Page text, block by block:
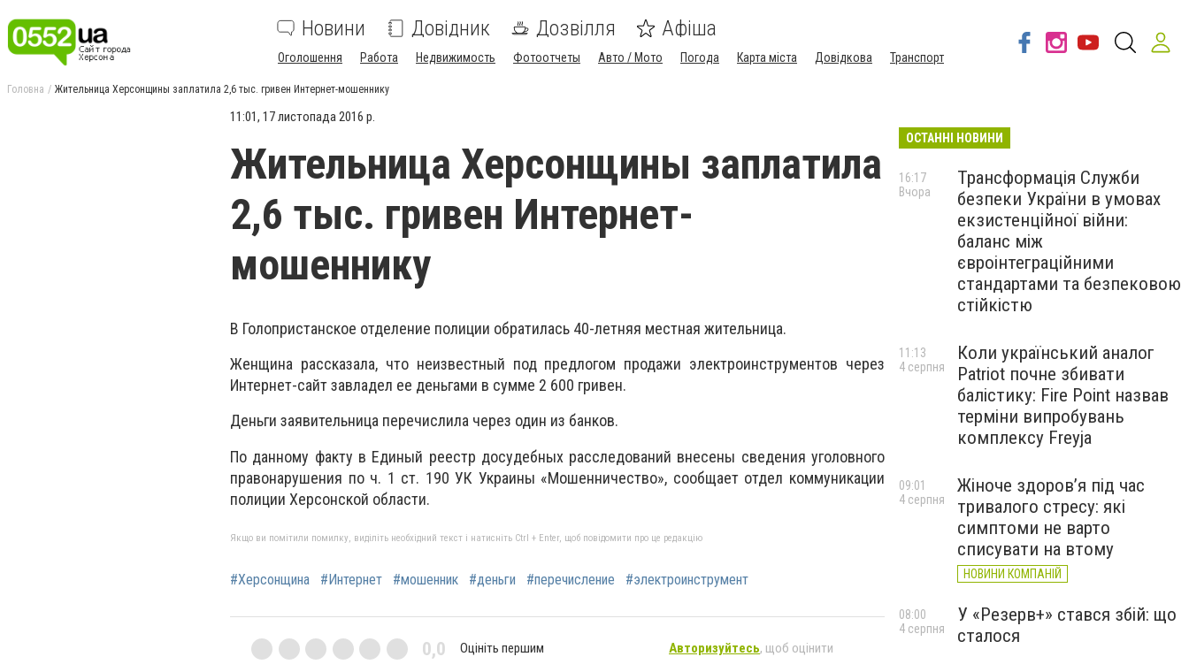
Новини Довідник Дозвілля Афіша
Оголошення Работа Недвижимость Фотоотчеты Авто / Мото Погода Карта міста Довідкова Транспорт
Головна Жительница Херсонщины заплатила 2,6 тыс. гривен Интернет-мошеннику
11:01, 17 листопада 2016 р.
Жительница Херсонщины заплатила
2,6 тыс. гривен Интернет-
мошеннику
В Голопристанское отделение полиции обратилась 40-летняя местная жительница.
Женщина рассказала, что неизвестный под предлогом продажи электроинструментов через
Интернет-сайт завладел ее деньгами в сумме 2 600 гривен.
Деньги заявительница перечислила через один из банков.
По данному факту в Единый реестр досудебных расследований внесены сведения уголовного
правонарушения по ч. 1 ст. 190 УК Украины «Мошенничество», сообщает отдел коммуникации
полиции Херсонской области.
Якщо ви помітили помилку, виділіть необхідний текст і натисніть Ctrl + Enter, щоб повідомити про це редакцію
#Херсонщина #Интернет #мошенник #деньги #перечисление #электроинструмент
0,0 Оцініть першим Авторизуйтесь, щоб оцінити
ОСТАННІ НОВИНИ
Трансформація Служби
безпеки України в умовах
екзистенційної війни:
баланс між
євроінтеграційними
стандартами та безпековою
стійкістю
16:17
Вчора
Коли український аналог
Patriot почне збивати
балістику: Fire Point назвав
терміни випробувань
комплексу Freyja
11:13
4 серпня
Жіноче здоров’я під час
тривалого стресу: які
симптоми не варто
списувати на втому
НОВИНИ КОМПАНІЙ
09:01
4 серпня
У «Резерв+» стався збій: що
сталося
08:00
4 серпня